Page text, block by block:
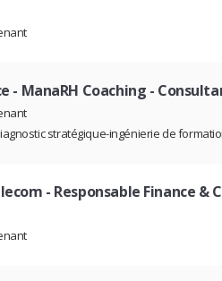
- ManaRH Coaching -
stratégique-ingénierie de
- Responsable Finance &